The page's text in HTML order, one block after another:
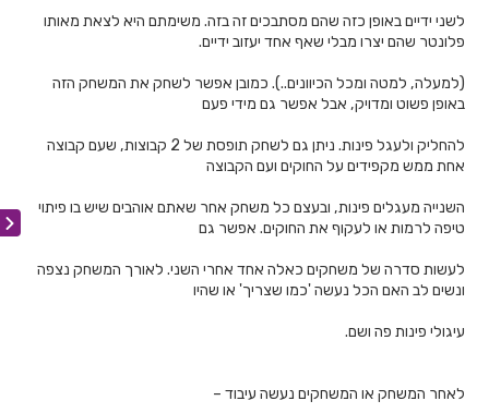
לשני ידיים באופן כזה שהם מסתבכים זה בזה. משימתם היא לצאת מאותו
פלונטר שהם יצרו מבלי שאף אחד יעזוב ידיים.
(למעלה, למטה ומכל הכיוונים..). כמובן אפשר לשחק את המשחק הזה
באופן פשוט ומדויק, אבל אפשר גם מידי פעם
להחליק ולעגל פינות. ניתן גם לשחק תופסת של 2 קבוצות, שעם קבוצה
אחת ממש מקפידים על החוקים ועם הקבוצה
השנייה מעגלים פינות, ובעצם כל משחק אחר שאתם אוהבים שיש בו פיתוי
טיפה לרמות או לעקוף את החוקים. אפשר גם
לעשות סדרה של משחקים כאלה אחד אחרי השני. לאורך המשחק נצפה
ונשים לב האם הכל נעשה 'כמו שצריך' או שהיו
עיגולי פינות פה ושם.
לאחר המשחק או המשחקים נעשה עיבוד –